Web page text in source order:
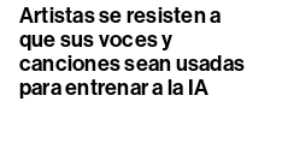
Artistas se resisten a
que sus voces y
canciones sean usadas
para entrenar a la IA